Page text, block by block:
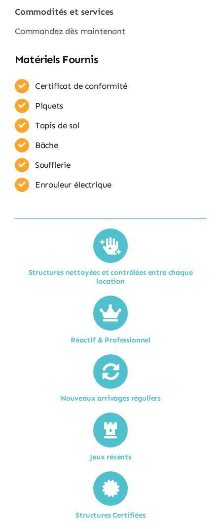
Commodités et services
Commandez dès maintenant
Matériels Fournis
Certificat de conformité
Piquets
Tapis de sol
Bâche
Soufflerie
Enrouleur​ électrique
Structures nettoyées et contrôlées entre chaque
location​
Réactif & Professionnel
Nouveaux arrivages réguliers
Jeux récents
Structures Certifiées